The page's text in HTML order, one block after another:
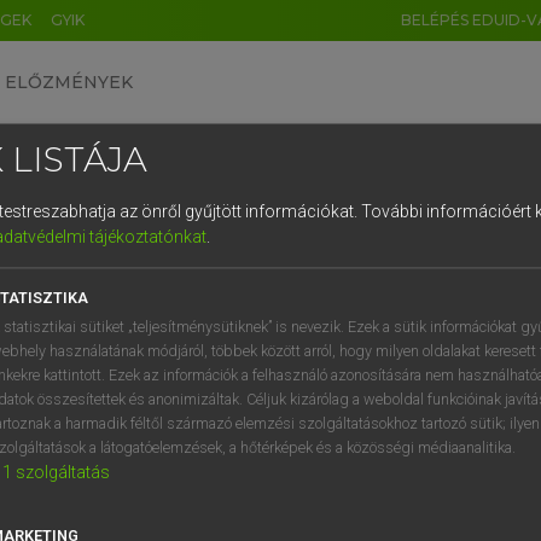
GYIK BELÉPÉS EDUID-
ELŐZMÉNYEK
egyetemes nagyszótár
VAN ELŐFIZETÉSED?
megtekintéséhez.
LISTÁJA
az önről gyűjtött információkat. További információért
tájékoztatónkat.
statisztikai sütiket „teljesítménysütiknek” is nevezik. Ezek a sütik információkat
használatának módjáról, többek között arról, hogy milyen oldalakat keresett
kattintott. Ezek az információk a felhasználó azonosítására nem
összesítettek és anonimizáltak. Céljuk kizárólag a weboldal funkcióinak
a harmadik féltől származó elemzési szolgáltatásokhoz tartozó sütik;
a látogatóelemzések, a hőtérképek és a közösségi médiaanalitika.
1 szolgáltatás
DE CN FR ES IT NL
1 2 3 4 5 6 7 8 9
q w e r t z u i
a s d f g h j k l é
í y x c v b n m , .